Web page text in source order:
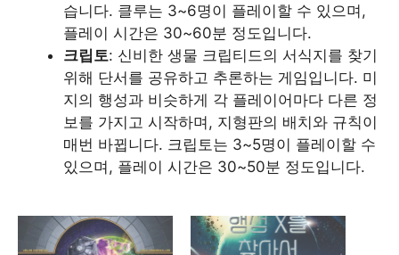
습니다. 클루는 3~6명이 플레이할 수 있으며,
플레이 시간은 30~60분 정도입니다.
크립토: 신비한 생물 크립티드의 서식지를 찾기
위해 단서를 공유하고 추론하는 게임입니다. 미
지의 행성과 비슷하게 각 플레이어마다 다른 정
보를 가지고 시작하며, 지형판의 배치와 규칙이
매번 바뀝니다. 크립토는 3~5명이 플레이할 수
있으며, 플레이 시간은 30~50분 정도입니다.